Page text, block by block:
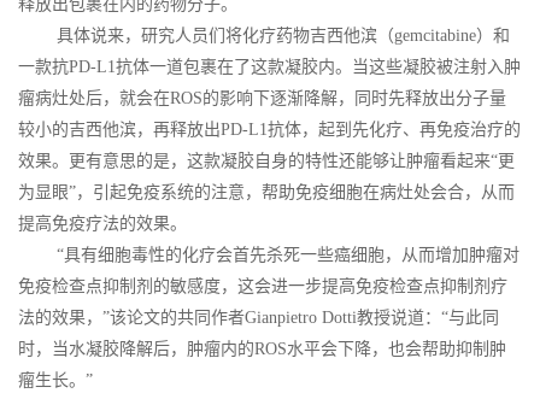
释放出包裹在内的药物分子。
具体说来，研究人员们将化疗药物吉西他滨（gemcitabine）和
一款抗PD-L1抗体一道包裹在了这款凝胶内。当这些凝胶被注射入肿
瘤病灶处后，就会在ROS的影响下逐渐降解，同时先释放出分子量
较小的吉西他滨，再释放出PD-L1抗体，起到先化疗、再免疫治疗的
效果。更有意思的是，这款凝胶自身的特性还能够让肿瘤看起来“更
为显眼”，引起免疫系统的注意，帮助免疫细胞在病灶处会合，从而
提高免疫疗法的效果。
“具有细胞毒性的化疗会首先杀死一些癌细胞，从而增加肿瘤对
免疫检查点抑制剂的敏感度，这会进一步提高免疫检查点抑制剂疗
法的效果，”该论文的共同作者Gianpietro Dotti教授说道：“与此同
时，当水凝胶降解后，肿瘤内的ROS水平会下降，也会帮助抑制肿
瘤生长。”